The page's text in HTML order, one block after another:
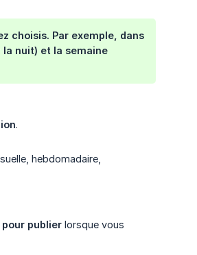
choisis. Par exemple, dans
la nuit) et la semaine
.
hebdomadaire,
publier lorsque vous